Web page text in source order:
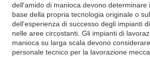
dell'amido di manioca devono determinare
base della propria tecnologia originale o
dell'esperienza di successo degli impianti
nelle aree circostanti. Gli impianti di
manioca su larga scala devono
personale tecnico per la lavorazione